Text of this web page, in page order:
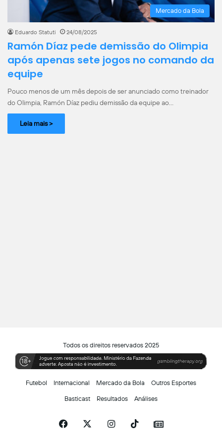
Mercado da Bola
Eduardo Statuti 24/08/2025
Ramón Díaz pede demissão do Olimpia
após apenas sete jogos no comando da
equipe
Pouco menos de um mês depois de ser anunciado como treinador
do Olimpia, Ramón Díaz pediu demissão da equipe ao…
Leia mais >
Todos os direitos reservados 2025
Futebol Internacional Mercado da Bola Outros Esportes
Basticast Resultados Análises
Facebook InstagramTikTokSiga-